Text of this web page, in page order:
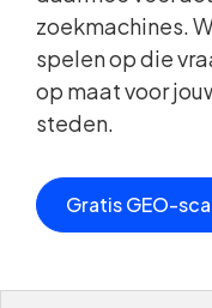
zoekmachines.
spelen op die
op maat voor
steden.
Gratis GEO-